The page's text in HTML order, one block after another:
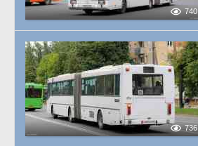
740
736